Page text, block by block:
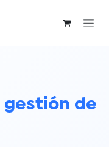
gestión de